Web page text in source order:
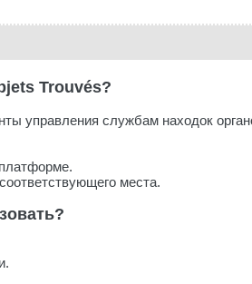
Trouvés?
управления службам находок
места.